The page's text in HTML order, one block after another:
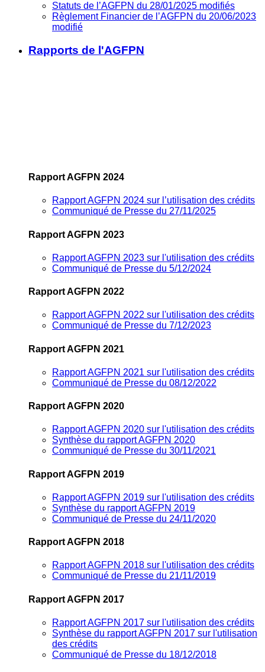
Statuts de l’AGFPN du 28/01/2025 modifiés
Règlement Financier de l’AGFPN du 20/06/2023
modifié
Rapports de l'AGFPN
Rapport AGFPN 2024
Rapport AGFPN 2024 sur l’utilisation des crédits
Communiqué de Presse du 27/11/2025
Rapport AGFPN 2023
Rapport AGFPN 2023 sur l'utilisation des crédits
Communiqué de Presse du 5/12/2024
Rapport AGFPN 2022
Rapport AGFPN 2022 sur l'utilisation des crédits
Communiqué de Presse du 7/12/2023
Rapport AGFPN 2021
Rapport AGFPN 2021 sur l'utilisation des crédits
Communiqué de Presse du 08/12/2022
Rapport AGFPN 2020
Rapport AGFPN 2020 sur l'utilisation des crédits
Synthèse du rapport AGFPN 2020
Communiqué de Presse du 30/11/2021
Rapport AGFPN 2019
Rapport AGFPN 2019 sur l'utilisation des crédits
Synthèse du rapport AGFPN 2019
Communiqué de Presse du 24/11/2020
Rapport AGFPN 2018
Rapport AGFPN 2018 sur l'utilisation des crédits
Communiqué de Presse du 21/11/2019
Rapport AGFPN 2017
Rapport AGFPN 2017 sur l'utilisation des crédits
Synthèse du rapport AGFPN 2017 sur l'utilisation
des crédits
Communiqué de Presse du 18/12/2018